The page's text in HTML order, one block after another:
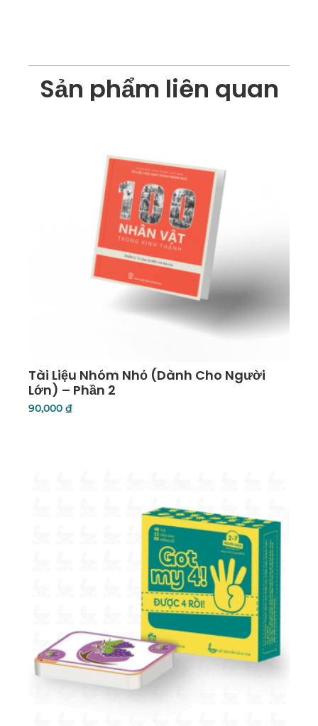
Sản phẩm liên quan
Tài Liệu Nhóm Nhỏ (Dành Cho Người
Lớn) – Phần 2
90,000₫